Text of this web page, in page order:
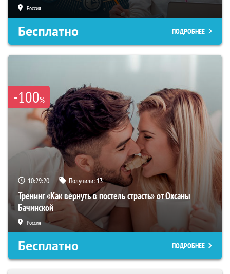
Россия
Бесплатно ПОДРОБНЕЕ
-100%
10:29:19 Получили:13
Тренинг «Как вернуть в постель страсть» от Оксаны
Бачинской
Россия
Бесплатно ПОДРОБНЕЕ